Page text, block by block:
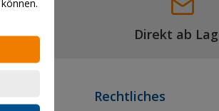
Direkt ab
Rechtliches